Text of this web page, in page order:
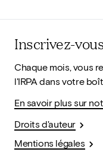
Inscrivez-
Chaque mois, vous
l'IRPA dans votre
En savoir plus sur
Droits d'auteur
Mentions légales